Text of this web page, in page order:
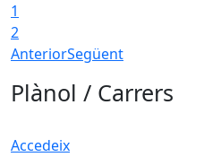
1
2
AnteriorSegüent
Plànol / Carrers
Accedeix